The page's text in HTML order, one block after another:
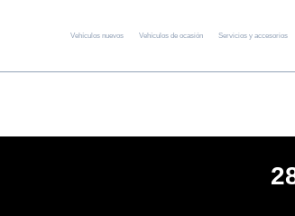
Vehículos nuevos Vehículos de ocasión Servicios y accesorios